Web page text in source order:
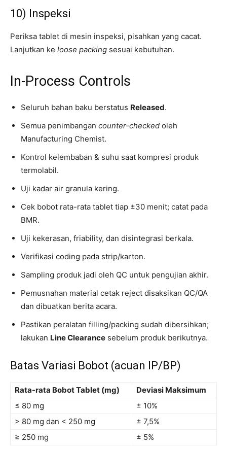
10) Inspeksi
Periksa tablet di mesin inspeksi, pisahkan yang cacat.
Lanjutkan ke loose packing sesuai kebutuhan.
In-Process Controls
Seluruh bahan baku berstatus Released.
Semua penimbangan counter-checked oleh
Manufacturing Chemist.
Kontrol kelembaban & suhu saat kompresi produk
termolabil.
Uji kadar air granula kering.
Cek bobot rata-rata tablet tiap ±30 menit; catat pada
BMR.
Uji kekerasan, friability, dan disintegrasi berkala.
Verifikasi coding pada strip/karton.
Sampling produk jadi oleh QC untuk pengujian akhir.
Pemusnahan material cetak reject disaksikan QC/QA
dan dibuatkan berita acara.
Pastikan peralatan filling/packing sudah dibersihkan;
lakukan Line Clearance sebelum produk berikutnya.
Batas Variasi Bobot (acuan IP/BP)
Rata-rata Bobot Tablet (mg)
Deviasi Maksimum
≤ 80 mg
± 10%
> 80 mg dan < 250 mg
± 7,5%
≥ 250 mg
± 5%